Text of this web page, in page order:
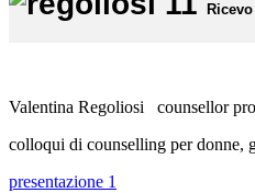
Valentina Regoliosi counsellor
colloqui di counselling per donne,
presentazione 1